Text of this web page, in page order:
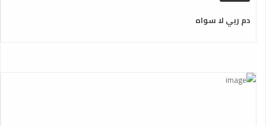
دم ربي لا سواه